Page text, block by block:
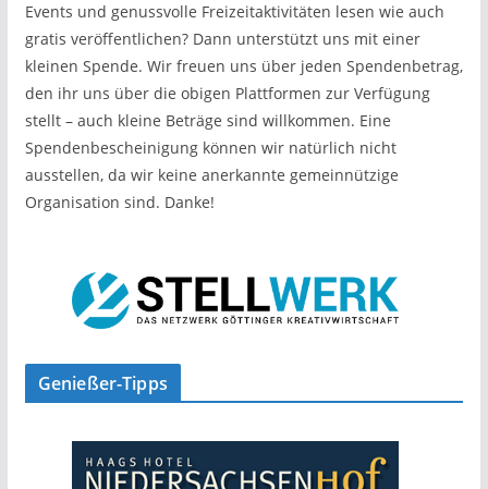
Events und genussvolle Freizeitaktivitäten lesen wie auch
gratis veröffentlichen? Dann unterstützt uns mit einer
kleinen Spende. Wir freuen uns über jeden Spendenbetrag,
den ihr uns über die obigen Plattformen zur Verfügung
stellt – auch kleine Beträge sind willkommen. Eine
Spendenbescheinigung können wir natürlich nicht
ausstellen, da wir keine anerkannte gemeinnützige
Organisation sind. Danke!
Genießer-Tipps